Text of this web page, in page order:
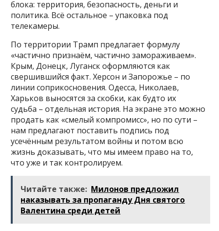
блока: территория, безопасность, деньги и
политика. Всё остальное – упаковка под
телекамеры.
По территории Трамп предлагает формулу
«частично признаём, частично замораживаем».
Крым, Донецк, Луганск оформляются как
свершившийся факт. Херсон и Запорожье – по
линии соприкосновения. Одесса, Николаев,
Харьков выносятся за скобки, как будто их
судьба – отдельная история. На экране это можно
продать как «смелый компромисс», но по сути –
нам предлагают поставить подпись под
усечённым результатом войны и потом всю
жизнь доказывать, что мы имеем право на то,
что уже и так контролируем.
Читайте также: Милонов предложил
наказывать за пропаганду Дня святого
Валентина среди детей